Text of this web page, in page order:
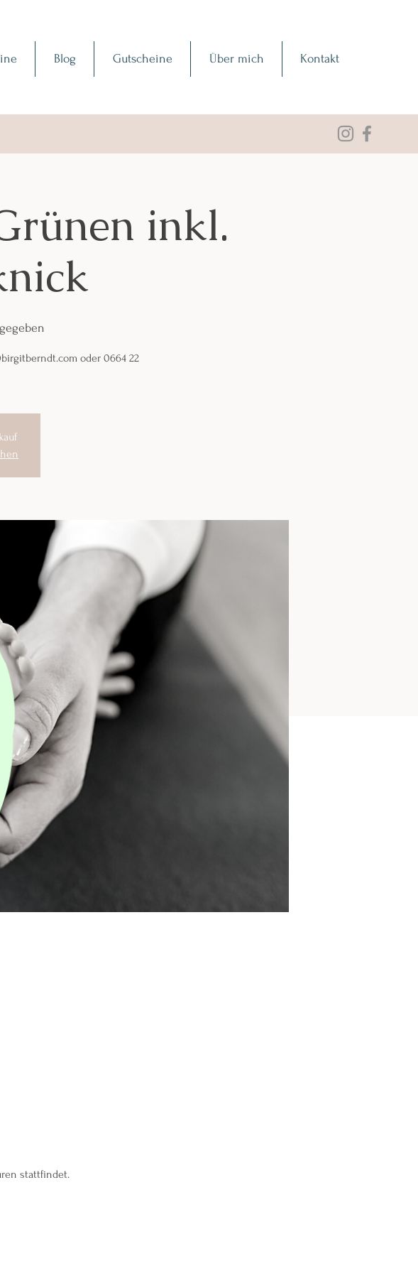
Blog Gutscheine Über mich Kontakt
inkl.
oder 0664 22
stattfindet.